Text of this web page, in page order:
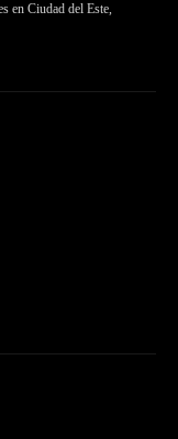
en Ciudad del Este,